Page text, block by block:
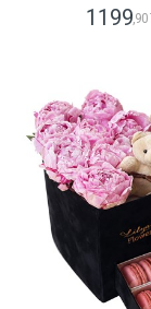
1199,90